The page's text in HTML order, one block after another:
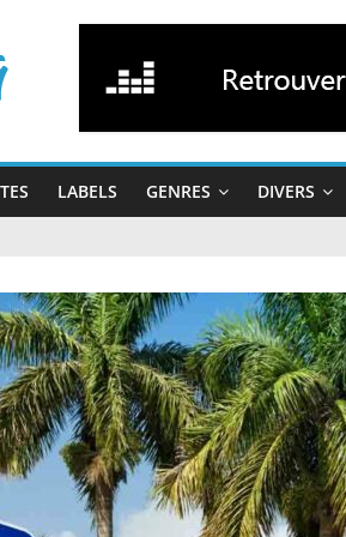
LABELS GENRES DIVERS